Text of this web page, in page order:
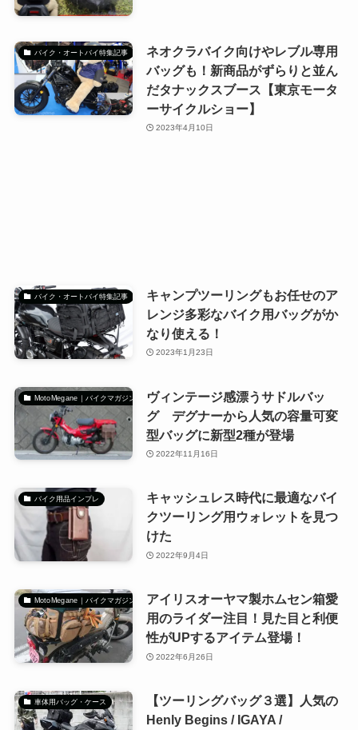
バイク・オートバイ特集記事
ネオクラバイク向けやレブル専用
バッグも！新商品がずらりと並ん
だタナックスブース【東京モータ
ーサイクルショー】
2023年4月10日
バイク・オートバイ特集記事
キャンプツーリングもお任せのア
レンジ多彩なバイク用バッグがか
なり使える！
2023年1月23日
MotoMegane｜バイクマガジン
ヴィンテージ感漂うサドルバッ
グ デグナーから人気の容量可変
型バッグに新型2種が登場
2022年11月16日
バイク用品インプレ
キャッシュレス時代に最適なバイ
クツーリング用ウォレットを見つ
けた
2022年9月4日
MotoMegane｜バイクマガジン
アイリスオーヤマ製ホムセン箱愛
用のライダー注目！見た目と利便
性がUPするアイテム登場！
2022年6月26日
車体用バッグ・ケース
【ツーリングバッグ３選】人気の
Henly Begins / IGAYA /